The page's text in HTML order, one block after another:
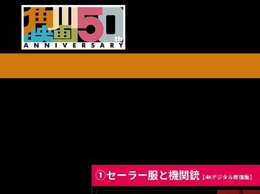
①セーラー服と機関銃 【4Kデジタル修復版】